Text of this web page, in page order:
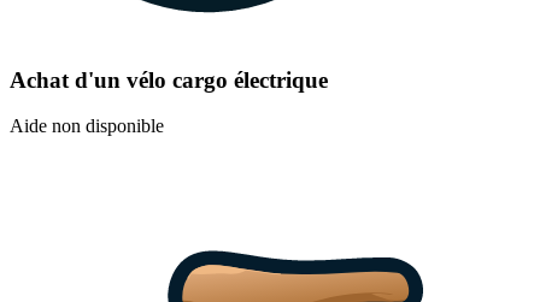
Achat d'un vélo cargo électrique
Aide non disponible